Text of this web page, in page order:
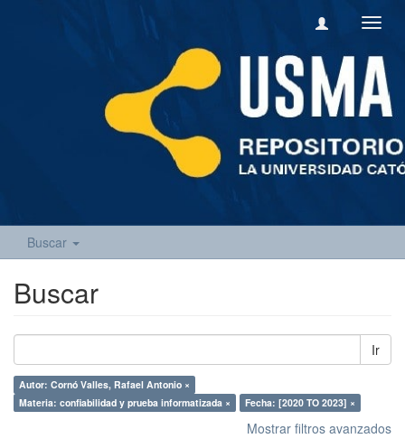
Buscar
Buscar
Ir
Autor: Cornó Valles, Rafael Antonio ×
Materia: confiabilidad y prueba informatizada ×
Fecha: [2020 TO 2023] ×
Mostrar filtros avanzados